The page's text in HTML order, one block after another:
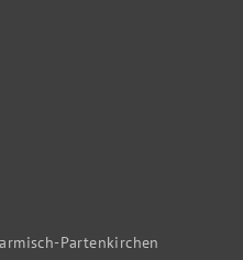
Partenkirchen